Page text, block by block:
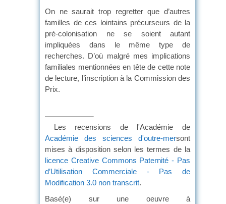
On ne saurait trop regretter que d’autres
familles de ces lointains précurseurs de la
pré-colonisation ne se soient autant
impliquées dans le même type de
recherches. D’où malgré mes implications
familiales mentionnées en tête de cette note
de lecture, l’inscription à la Commission des
Prix.
Les recensions de l'Académie de
Académie des sciences d'outre-mersont
mises à disposition selon les termes de la
licence Creative Commons Paternité - Pas
d’Utilisation Commerciale - Pas de
Modification 3.0 non transcrit.
Basé(e) sur une oeuvre à